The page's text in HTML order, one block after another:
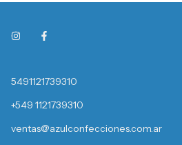
5491121739310
+549 1121739310
ventas@azulconfecciones.com.ar